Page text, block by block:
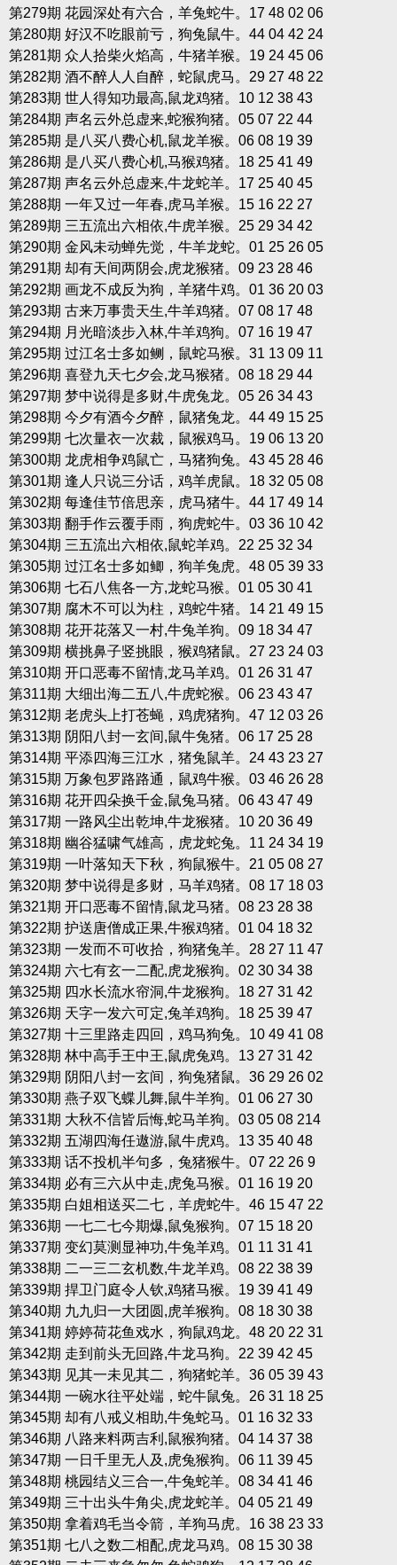
第279期 花园深处有六合，羊兔蛇牛。17 48 02 06
第280期 好汉不吃眼前亏，狗兔鼠牛。44 04 42 24
第281期 众人拾柴火焰高，牛猪羊猴。19 24 45 06
第282期 酒不醉人人自醉，蛇鼠虎马。29 27 48 22
第283期 世人得知功最高,鼠龙鸡猪。10 12 38 43
第284期 声名云外总虚来,蛇猴狗猪。05 07 22 44
第285期 是八买八费心机,鼠龙羊猴。06 08 19 39
第286期 是八买八费心机,马猴鸡猪。18 25 41 49
第287期 声名云外总虚来,牛龙蛇羊。17 25 40 45
第288期 一年又过一年春,虎马羊猴。15 16 22 27
第289期 三五流出六相依,牛虎羊猴。25 29 34 42
第290期 金风未动蝉先觉，牛羊龙蛇。01 25 26 05
第291期 却有天间两阴会,虎龙猴猪。09 23 28 46
第292期 画龙不成反为狗，羊猪牛鸡。01 36 20 03
第293期 古来万事贵天生,牛羊鸡猪。07 08 17 48
第294期 月光暗淡步入林,牛羊鸡狗。07 16 19 47
第295期 过江名士多如鲗，鼠蛇马猴。31 13 09 11
第296期 喜登九天七夕会,龙马猴猪。08 18 29 44
第297期 梦中说得是多财,牛虎兔龙。05 26 34 43
第298期 今夕有酒今夕醉，鼠猪兔龙。44 49 15 25
第299期 七次量衣一次裁，鼠猴鸡马。19 06 13 20
第300期 龙虎相争鸡鼠亡，马猪狗兔。43 45 28 46
第301期 逢人只说三分话，鸡羊虎鼠。18 32 05 08
第302期 每逢佳节倍思亲，虎马猪牛。44 17 49 14
第303期 翻手作云覆手雨，狗虎蛇牛。03 36 10 42
第304期 三五流出六相依,鼠蛇羊鸡。22 25 32 34
第305期 过江名士多如鲫，狗羊兔虎。48 05 39 33
第306期 七石八焦各一方,龙蛇马猴。01 05 30 41
第307期 腐木不可以为柱，鸡蛇牛猪。14 21 49 15
第308期 花开花落又一村,牛兔羊狗。09 18 34 47
第309期 横挑鼻子竖挑眼，猴鸡猪鼠。27 23 24 03
第310期 开口恶毒不留情,龙马羊鸡。01 26 31 47
第311期 大细出海二五八,牛虎蛇猴。06 23 43 47
第312期 老虎头上打苍蝇，鸡虎猪狗。47 12 03 26
第313期 阴阳八封一玄间,鼠牛兔猪。06 17 25 28
第314期 平添四海三江水，猪兔鼠羊。24 43 23 27
第315期 万象包罗路路通，鼠鸡牛猴。03 46 26 28
第316期 花开四朵换千金,鼠兔马猪。06 43 47 49
第317期 一路风尘出乾坤,牛龙猴猪。10 20 36 49
第318期 幽谷猛啸气雄高，虎龙蛇兔。11 24 34 19
第319期 一叶落知天下秋，狗鼠猴牛。21 05 08 27
第320期 梦中说得是多财，马羊鸡猪。08 17 18 03
第321期 开口恶毒不留情,鼠龙马猪。08 23 28 38
第322期 护送唐僧成正果,牛猴鸡猪。01 04 18 32
第323期 一发而不可收拾，狗猪兔羊。28 27 11 47
第324期 六七有玄一二配,虎龙猴狗。02 30 34 38
第325期 四水长流水帘洞,牛龙猴狗。18 27 31 42
第326期 天字一发六可定,兔羊鸡狗。18 25 39 47
第327期 十三里路走四回，鸡马狗兔。10 49 41 08
第328期 林中高手王中王,鼠虎兔鸡。13 27 31 42
第329期 阴阳八封一玄间，狗兔猪鼠。36 29 26 02
第330期 燕子双飞蝶儿舞,鼠牛羊狗。01 06 27 30
第331期 大秋不信皆后悔,蛇马羊狗。03 05 08 214
第332期 五湖四海任遨游,鼠牛虎鸡。13 35 40 48
第333期 话不投机半句多，兔猪猴牛。07 22 26 9
第334期 必有三六从中走,虎兔马猴。01 16 19 20
第335期 白姐相送买二七，羊虎蛇牛。46 15 47 22
第336期 一七二七今期爆,鼠兔猴狗。07 15 18 20
第337期 变幻莫测显神功,牛兔羊鸡。01 11 31 41
第338期 二一三二玄机数,牛龙羊鸡。08 22 38 39
第339期 捍卫门庭令人钦,鸡猪马猴。19 39 41 49
第340期 九九归一大团圆,虎羊猴狗。08 18 30 38
第341期 婷婷荷花鱼戏水，狗鼠鸡龙。48 20 22 31
第342期 走到前头无回路,牛龙马狗。22 39 42 45
第343期 见其一未见其二，狗猪蛇羊。36 05 39 43
第344期 一碗水往平处端，蛇牛鼠兔。26 31 18 25
第345期 却有八戒义相助,牛兔蛇马。01 16 32 33
第346期 八路来料两吉利,鼠猴狗猪。04 14 37 38
第347期 一日千里无人及,虎兔猴狗。06 11 39 45
第348期 桃园结义三合一,牛兔蛇羊。08 34 41 46
第349期 三十出头牛角尖,虎龙蛇羊。04 05 21 49
第350期 拿着鸡毛当令箭，羊狗马虎。16 38 23 33
第351期 七八之数二相配,虎龙马鸡。08 15 30 38